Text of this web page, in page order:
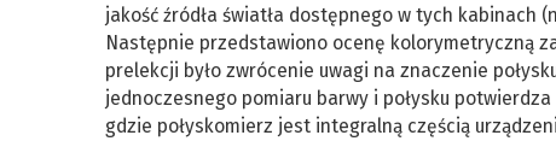
jakość źródła światła dostępnego w tych kabinach
Następnie przedstawiono ocenę kolorymetryczną
prelekcji było zwrócenie uwagi na znaczenie
jednoczesnego pomiaru barwy i połysku
gdzie połyskomierz jest integralną częścią